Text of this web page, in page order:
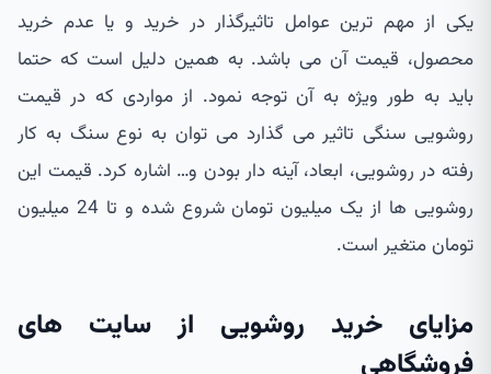
یکی از مهم ترین عوامل تاثیرگذار در خرید و یا عدم خرید
محصول، قیمت آن می باشد. به همین دلیل است که حتما
باید به طور ویژه به آن توجه نمود. از مواردی که در قیمت
روشویی سنگی تاثیر می گذارد می توان به نوع سنگ به کار
رفته در روشویی، ابعاد، آینه دار بودن و… اشاره کرد. قیمت این
روشویی ها از یک میلیون تومان شروع شده و تا 24 میلیون
تومان متغیر است.
مزایای خرید روشویی از سایت های
فروشگاهی